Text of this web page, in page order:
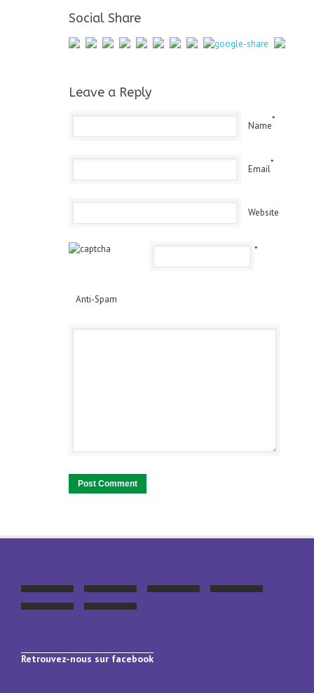
Social Share
Leave a Reply
Name
*
Email
*
Website
Anti-Spam
*
Retrouvez-nous sur facebook